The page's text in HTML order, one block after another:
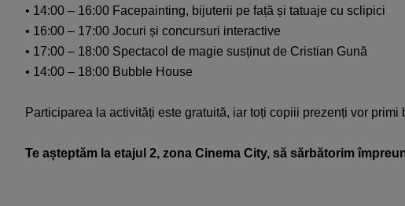
• 14:00 – 16:00 Facepainting, bijuterii pe față și tatuaje cu sclipici​
• 16:00 – 17:00 Jocuri și concursuri interactive​
• 17:00 – 18:00 Spectacol de magie susținut de Cristian Gună​
• 14:00 – 18:00 Bubble House​
Participarea la activități este gratuită, iar toți copiii prezenți vor primi
Te așteptăm la etajul 2, zona Cinema City, să sărbătorim